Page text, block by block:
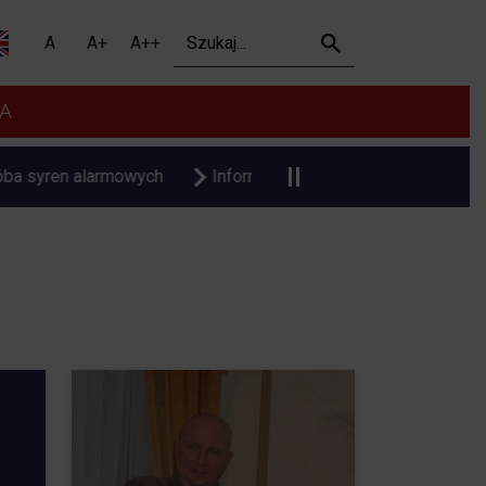
- Urząd Miejski
A A+ A++ Szukaj
Informacja o planowanych pomiarach pól